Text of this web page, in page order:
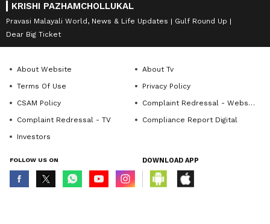
KRISHI PAZHAMCHOLLUKAL
Pravasi Malayali World, News & Life Updates
Gulf Round Up
Dear Big Ticket
About Website
About Tv
Terms Of Use
Privacy Policy
CSAM Policy
Complaint Redressal - Website
Complaint Redressal - TV
Compliance Report Digital
Investors
FOLLOW US ON DOWNLOAD APP